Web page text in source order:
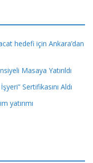
hedefi için Ankara’dan
Masaya Yatırıldı
Sertifikasını Aldı
yatırımı